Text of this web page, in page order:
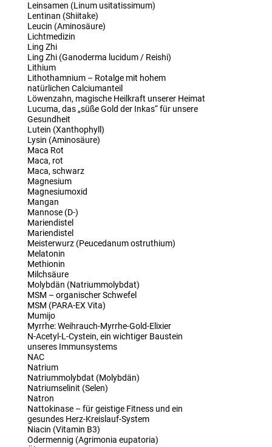
Leinsamen (Linum usitatissimum)
Lentinan (Shiitake)
Leucin (Aminosäure)
Lichtmedizin
Ling Zhi
Ling Zhi (Ganoderma lucidum / Reishi)
Lithium
Lithothamnium – Rotalge mit hohem
natürlichen Calciumanteil
Löwenzahn, magische Heilkraft unserer Heimat
Lucuma, das „süße Gold der Inkas“ für unsere
Gesundheit
Lutein (Xanthophyll)
Lysin (Aminosäure)
Maca Rot
Maca, rot
Maca, schwarz
Magnesium
Magnesiumoxid
Mangan
Mannose (D-)
Mariendistel
Mariendistel
Meisterwurz (Peucedanum ostruthium)
Melatonin
Methionin
Milchsäure
Molybdän (Natriummolybdat)
MSM – organischer Schwefel
MSM (PARA-EX Vita)
Mumijo
Myrrhe: Weihrauch-Myrrhe-Gold-Elixier
N-Acetyl-L-Cystein, ein wichtiger Baustein
unseres Immunsystems
NAC
Natrium
Natriummolybdat (Molybdän)
Natriumselinit (Selen)
Natron
Nattokinase – für geistige Fitness und ein
gesundes Herz-Kreislauf-System
Niacin (Vitamin B3)
Odermennig (Agrimonia eupatoria)